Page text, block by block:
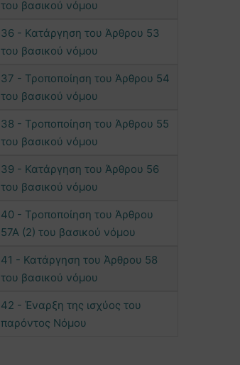
του βασικού νόμου
36 - Κατάργηση του Άρθρου 53
του βασικού νόμου
37 - Τροποποίηση του Άρθρου 54
του βασικού νόμου
38 - Τροποποίηση του Άρθρου 55
του βασικού νόμου
39 - Κατάργηση του Άρθρου 56
του βασικού νόμου
40 - Τροποποίηση του Άρθρου
57Α (2) του βασικού νόμου
41 - Κατάργηση του Άρθρου 58
του βασικού νόμου
42 - Έναρξη της ισχύος του
παρόντος Νόμου